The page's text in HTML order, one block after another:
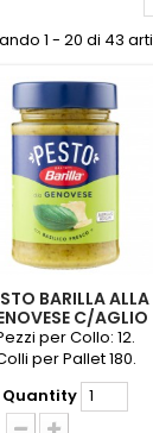
1 - 20 di 43
BARILLA ALLA
C/AGLIO
GR.190
per Collo: 12.
per Pallet 180.
Quantity